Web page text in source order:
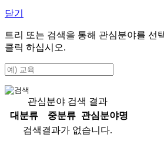
닫기
트리 또는 검색을 통해 관심분야를 선
클릭 하십시오.
관심분야 검색 결과
대분류
중분류
관심분야명
검색결과가 없습니다.